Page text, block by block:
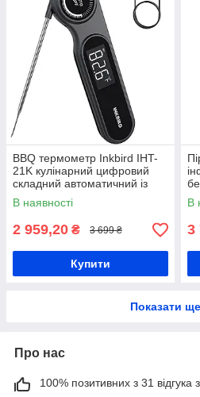
BBQ термометр Inkbird IHT-
21K кулінарний цифровий
складний автоматичний із
LCD
В наявності
2 959,20 ₴ 3 699 ₴
Купити
-
В
3
Показати ще
Про нас
100% позитивних з 31 відгука